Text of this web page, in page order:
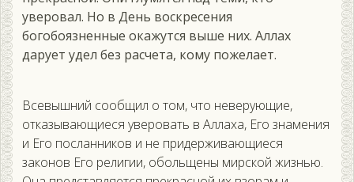
уверовал. Но в День воскресения
богобоязненные окажутся выше них. Аллах
дарует удел без расчета, кому пожелает.
Всевышний сообщил о том, что неверующие,
отказывающиеся уверовать в Аллаха, Его знамения
и Его посланников и не придерживающиеся
законов Его религии, обольщены мирской жизнью.